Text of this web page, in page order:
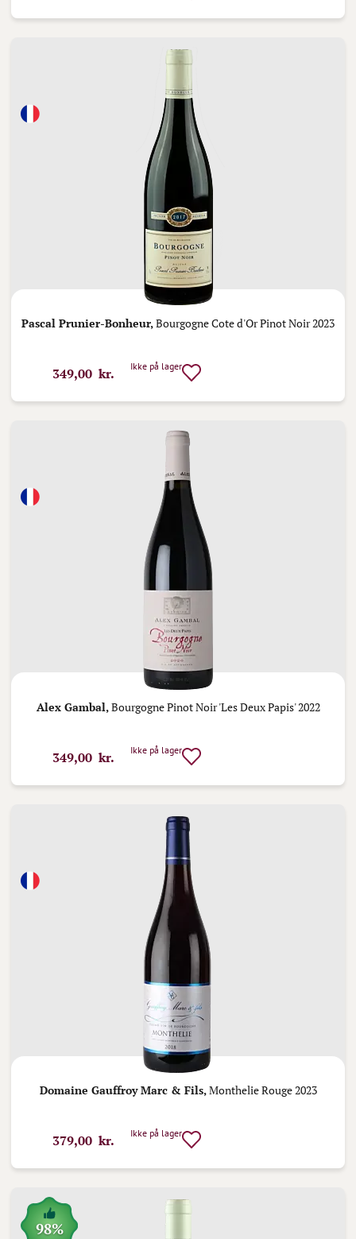
Pascal Prunier-Bonheur,Bourgogne Cote d'Or Pinot Noir 2023
349,00 kr. Ikke på lager
Alex Gambal, Bourgogne Pinot Noir 'Les Deux Papis' 2022
349,00 kr. Ikke på lager
Domaine Gauffroy Marc & Fils,Monthelie Rouge 2023
379,00 kr. Ikke på lager
98%